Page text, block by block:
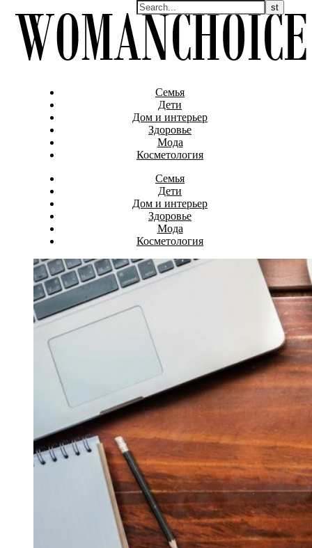
Семья
Дети
Дом и интерьер
Здоровье
Мода
Косметология
Семья
Дети
Дом и интерьер
Здоровье
Мода
Косметология